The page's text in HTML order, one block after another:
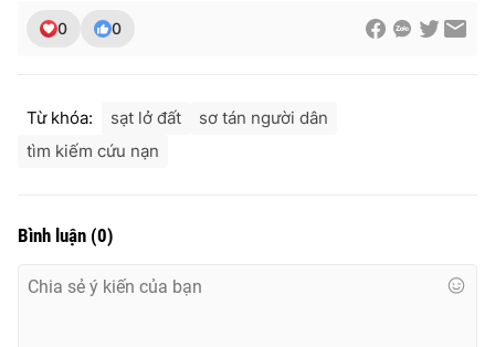
Nguyễn Trọng Ninh
Email:toasoan@vtv.vn
Liên hệ quảng cáo:
0 0
Từ khóa: sạt lở đất
sơ tán người dân
tìm kiếm cứu nạn
Bình luận (0)